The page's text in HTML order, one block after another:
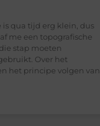
qua tijd erg klein, dus
me een topografische
stap moeten
Over het
het principe volgen van